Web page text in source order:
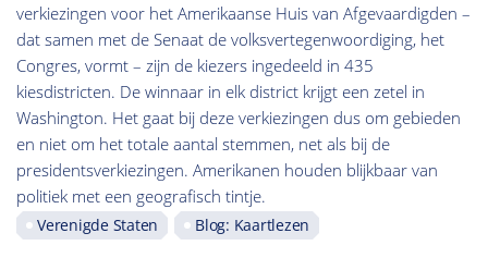
verkiezingen voor het Amerikaanse Huis van Afgevaardigden –
dat samen met de Senaat de volksvertegenwoordiging, het
Congres, vormt – zijn de kiezers ingedeeld in 435
kiesdistricten. De winnaar in elk district krijgt een zetel in
Washington. Het gaat bij deze verkiezingen dus om gebieden
en niet om het totale aantal stemmen, net als bij de
presidentsverkiezingen. Amerikanen houden blijkbaar van
politiek met een geografisch tintje.
Verenigde Staten Blog: Kaartlezen